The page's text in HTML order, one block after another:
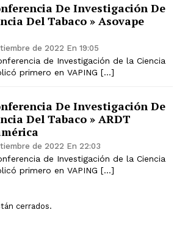
De Investigación De
Del Tabaco » Asovape
de 2022 En 19:05
de Investigación de la Ciencia
primero en VAPING […]
De Investigación De
Del Tabaco » ARDT
de 2022 En 22:03
de Investigación de la Ciencia
primero en VAPING […]
cerrados.